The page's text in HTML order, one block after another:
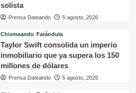
solista
Prensa Dateando 5 agosto, 2026
Chismeando Farándula
Taylor Swift consolida un imperio
inmobiliario que ya supera los 150
millones de dólares
Prensa Dateando 5 agosto, 2026